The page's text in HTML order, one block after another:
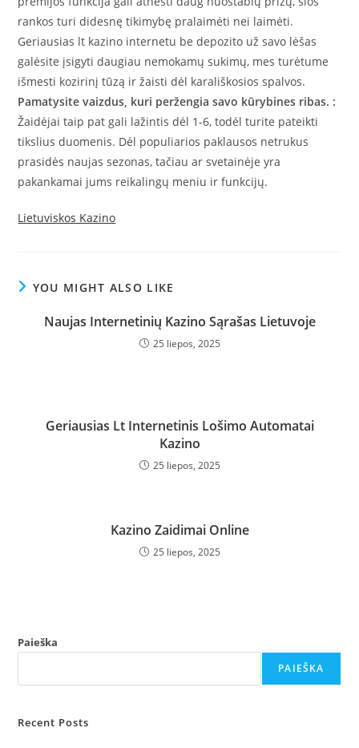
rankos turi didesnę tikimybę pralaimėti nei laimėti.
Geriausias lt kazino internetu be depozito už savo lėšas
galėsite įsigyti daugiau nemokamų sukimų, mes turėtume
išmesti kozirinį tūzą ir žaisti dėl karališkosios spalvos.
Pamatysite vaizdus, kuri peržengia savo kūrybines ribas. :
Žaidėjai taip pat gali lažintis dėl 1-6, todėl turite pateikti
tikslius duomenis. Dėl populiarios paklausos netrukus
prasidės naujas sezonas, tačiau ar svetainėje yra
pakankamai jums reikalingų meniu ir funkcijų.
Lietuviskos Kazino
YOU MIGHT ALSO LIKE
Naujas Internetinių Kazino Sąrašas Lietuvoje
25 liepos, 2025
Geriausias Lt Internetinis Lošimo Automatai
Kazino
25 liepos, 2025
Kazino Zaidimai Online
25 liepos, 2025
Paieška
PAIEŠKA
Recent Posts